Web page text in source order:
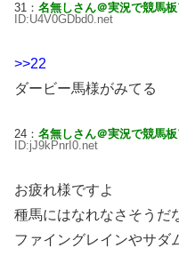
31： 名無しさん＠実況で競馬板
ID:U4V0GDbd0.net
>>22
ダービー馬様がみてる
24： 名無しさん＠実況で競馬板
ID:jJ9kPnrI0.net
お疲れ様ですよ
種馬にはなれなさそうだ
ファイングレインやサダ